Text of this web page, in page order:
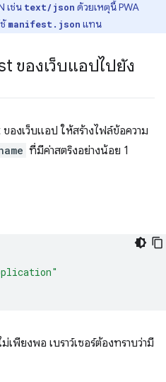
เช่น text/json ด้วยเหตุนี้ PWA
manifest.json แทน
ของเว็บแอปไปยัง
องเว็บแอป ให้สร้างไฟล์ข้อความ
ที่มีค่าสตริงอย่างน้อย 1
เพียงพอ เบราว์เซอร์ต้องทราบว่ามี